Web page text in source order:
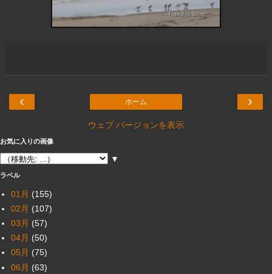
‹ ›
ホーム
ウェブ バージョンを表示
お気に入りの画像
▼
ラベル
01月 (155)
02月 (107)
03月 (57)
04月 (50)
05月 (75)
06月 (63)